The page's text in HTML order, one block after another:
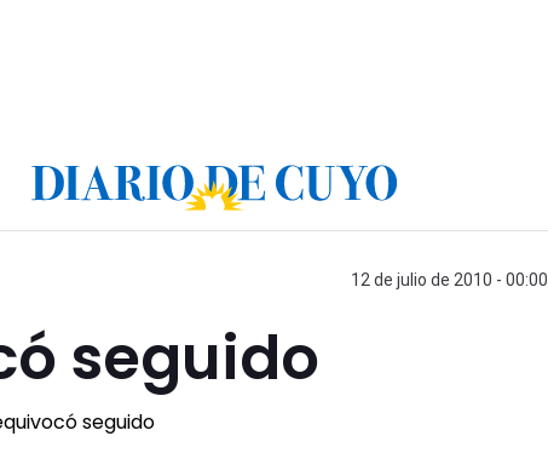
12 de julio de 2010 - 00:00
seguido